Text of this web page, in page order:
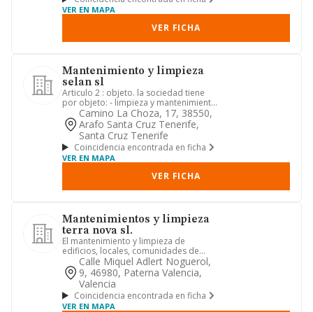
VER EN MAPA
VER FICHA
Mantenimiento y limpieza
selan sl
Articulo 2 : objeto. la sociedad tiene
por objeto: - limpieza y mantenimiento
de edificios y comuni...
Camino La Choza, 17, 38550,
Arafo Santa Cruz Tenerife,
Santa Cruz Tenerife
Coincidencia encontrada en ficha
VER EN MAPA
VER FICHA
Mantenimientos y limpieza
terra nova sl.
El mantenimiento y limpieza de
edificios, locales, comunidades de
propietarios y demás edificacione...
Calle Miquel Adlert Noguerol,
9, 46980, Paterna Valencia,
Valencia
Coincidencia encontrada en ficha
VER EN MAPA